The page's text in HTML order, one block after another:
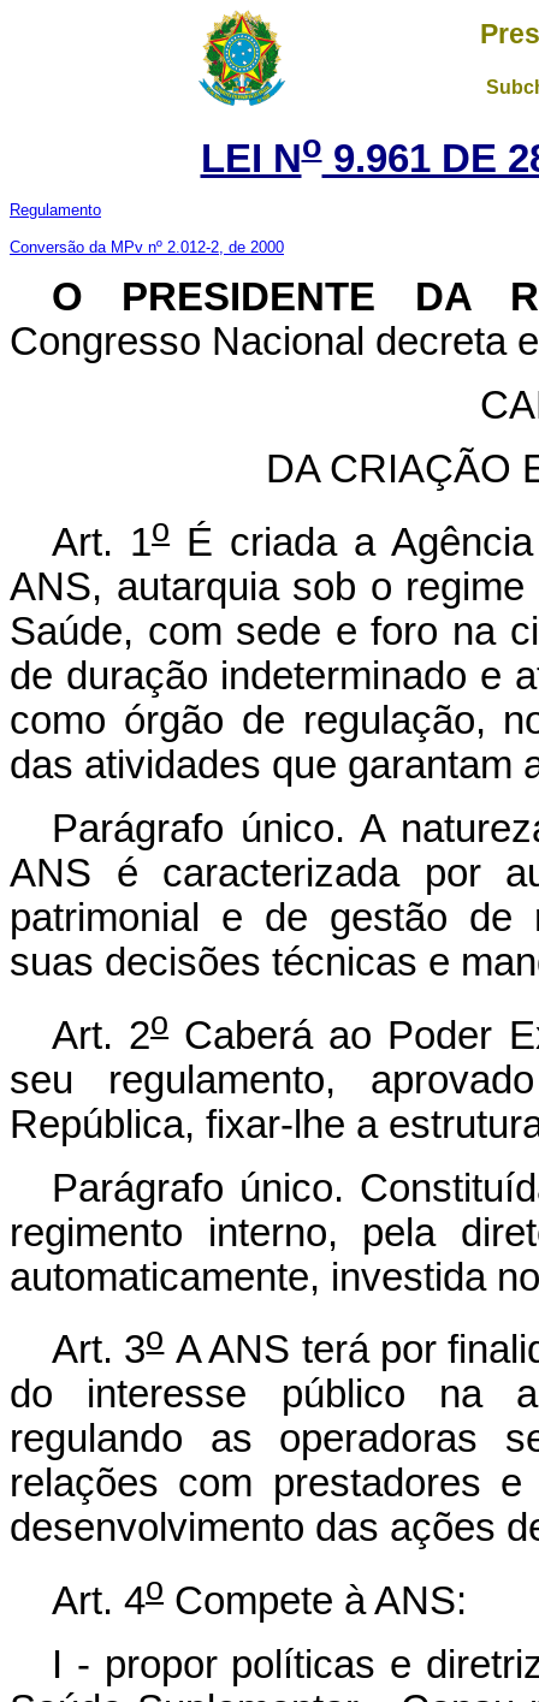
LEI No9.961 DE
Regulamento
Conversão da MPv nº 2.012-2, de 2000
O PRESIDENTE DA
Congresso Nacional decreta
DA CRIAÇÃO
Art. 1o É criada a
ANS, autarquia sob o
Saúde, com sede e foro na
de duração indeterminado e
como órgão de regulação,
das atividades que garantam
Parágrafo único. A
ANS é caracterizada por
patrimonial e de gestão de
suas decisões técnicas e
Art. 2o Caberá ao Poder
seu regulamento,
República, fixar-lhe a
Parágrafo único.
regimento interno, pela
automaticamente, investida
Art. 3o A ANS terá por
do interesse público na
regulando as operadoras
relações com prestadores
desenvolvimento das ações
Art. 4o Compete à ANS:
I - propor políticas e